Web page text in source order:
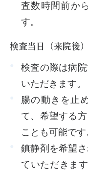
査数時間前か
す。
検査当日（来院後）
検査の際は病
いただきます。
腸の動きを止
て、希望する
ことも可能です
鎮静剤を希望
ていただきま